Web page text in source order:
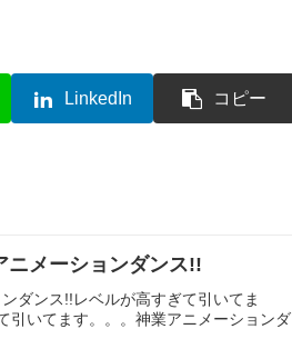
LinkedIn コピー
ニメーションダンス!!
ダンス!!レベルが高すぎて引いてま
引いてます。。。神業アニメーションダ